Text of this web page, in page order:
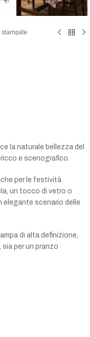
la naturale bellezza del
e scenografico.
per le festività
un tocco di vetro o
elegante scenario delle
di alta definizione,
per un pranzo